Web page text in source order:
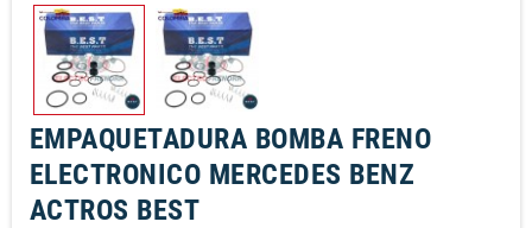
EMPAQUETADURA BOMBA FRENO
ELECTRONICO MERCEDES BENZ
ACTROS BEST